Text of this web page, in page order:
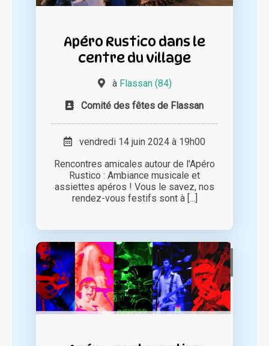
Apéro Rustico dans le
centre du village
à Flassan (84)
Comité des fêtes de Flassan
vendredi 14 juin 2024 à 19h00
Rencontres amicales autour de l'Apéro
Rustico : Ambiance musicale et
assiettes apéros ! Vous le savez, nos
rendez-vous festifs sont à [...]